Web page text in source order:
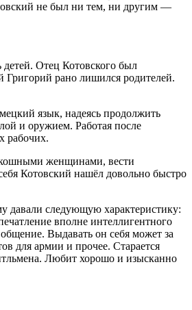
не был ни тем, ни другим —
Отец Котовского был
рано лишился родителей.
язык, надеясь продолжить
и оружием. Работая после
рабочих.
женщинами, вести
Котовский нашёл довольно быстро
давали следующую характеристику:
вполне интеллигентного
Выдавать он себя может за
для армии и прочее. Старается
Любит хорошо и изысканно